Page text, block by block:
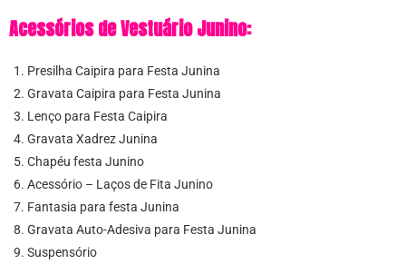
Acessórios de Vestuário Junino:
Presilha Caipira para Festa Junina
Gravata Caipira para Festa Junina
Lenço para Festa Caipira
Gravata Xadrez Junina
Chapéu festa Junino
Acessório – Laços de Fita Junino
Fantasia para festa Junina
Gravata Auto-Adesiva para Festa Junina
Suspensório